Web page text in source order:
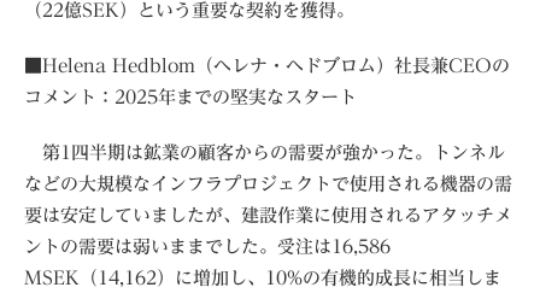
（22億SEK）という重要な契約を獲得。
■Helena Hedblom（ヘレナ・ヘドブロム）社長兼CEOの
コメント：2025年までの堅実なスタート
第1四半期は鉱業の顧客からの需要が強かった。トンネル
などの大規模なインフラプロジェクトで使用される機器の需
要は安定していましたが、建設作業に使用されるアタッチメ
ントの需要は弱いままでした。受注は16,586
MSEK（14,162）に増加し、10%の有機的成長に相当しま